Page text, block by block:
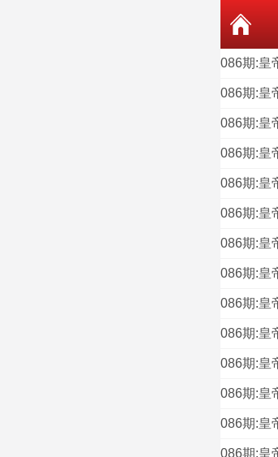
086期:皇
086期:皇
086期:皇
086期:皇
086期:皇
086期:皇
086期:皇
086期:皇
086期:皇
086期:皇
086期:皇
086期:皇
086期:皇
086期:皇